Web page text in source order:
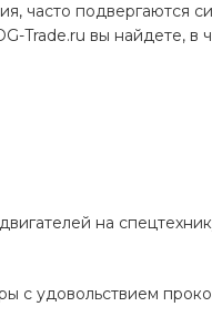
часто подвергаются
Trade.ru вы найдете, в
на
удовольствием